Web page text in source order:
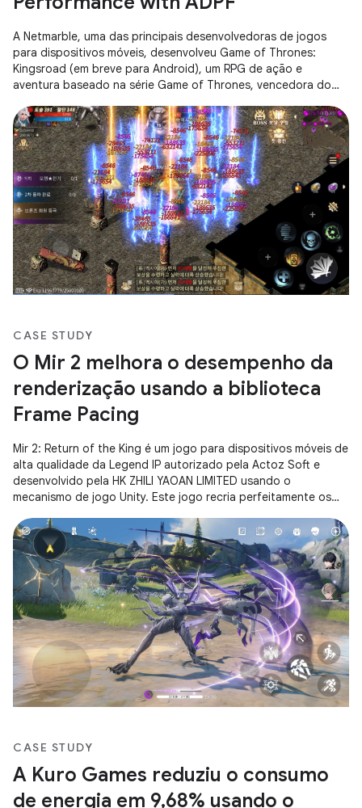
A Netmarble, uma das principais desenvolvedoras de jogos
para dispositivos móveis, desenvolveu Game of Thrones:
Kingsroad (em breve para Android), um RPG de ação e
aventura baseado na série Game of Thrones, vencedora do
CASE STUDY
O Mir 2 melhora o desempenho da
renderização usando a biblioteca
Frame Pacing
Mir 2: Return of the King é um jogo para dispositivos móveis de
alta qualidade da Legend IP autorizado pela Actoz Soft e
desenvolvido pela HK ZHILI YAOAN LIMITED usando o
mecanismo de jogo Unity. Este jogo recria perfeitamente os
CASE STUDY
A Kuro Games reduziu o consumo
de energia em 9,68% usando o